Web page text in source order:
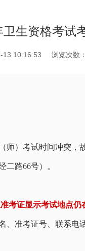
生资格考试
13 10:16:53 浏览次数
）考试时间冲突
二路66号）。
考证显示考试地点
、准考证号、联系电